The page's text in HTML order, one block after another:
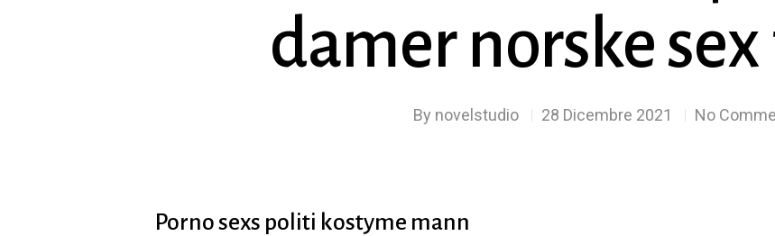
damer norske
By novelstudio 28 Dicembre 2021 No
Porno sexs politi kostyme mann